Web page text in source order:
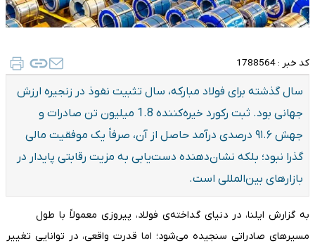
کد خبر : 1788564
سال گذشته برای فولاد مبارکه، سال تثبیت نفوذ در زنجیره ارزش
جهانی بود. ثبت رکورد خیره‌کننده 1.8 میلیون تن صادرات و
جهش ۹۱.۶ درصدی درآمد حاصل از آن، صرفاً یک موفقیت مالی
گذرا نبود؛ بلکه نشان‌دهنده دست‌یابی به مزیت رقابتی پایدار در
بازارهای بین‌المللی است.
به گزارش ایلنا، در دنیای گداخته‌ی فولاد، پیروزی معمولاً با طول
مسیرهای صادراتی سنجیده می‌شود؛ اما قدرت واقعی، در توانایی تغییر